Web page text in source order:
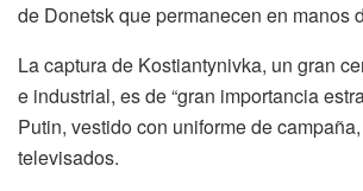
de Donetsk que permanecen en manos
La captura de Kostiantynivka, un gran
e industrial, es de “gran importancia
Putin, vestido con uniforme de
televisados.